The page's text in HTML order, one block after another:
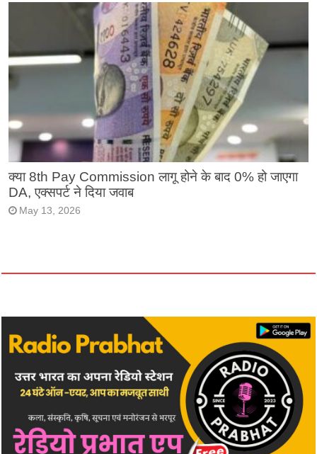
क्या 8th Pay Commission लागू होने के बाद 0% हो जाएगा
DA, एक्सपर्ट ने दिया जवाब
May 13, 2026